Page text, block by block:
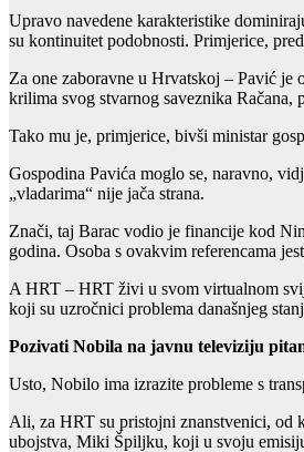
Upravo navedene karakteristike
su kontinuitet podobnosti. Primjerice,
Za one zaboravne u Hrvatskoj – Pavić
krilima svog stvarnog saveznika
Tako mu je, primjerice, bivši ministar
Gospodina Pavića moglo se, naravno,
„vladarima“ nije jača strana.
Znači, taj Barac vodio je financije kod
godina. Osoba s ovakvim referencama
A HRT – HRT živi u svom virtualnom
koji su uzročnici problema današnjeg
Pozivati Nobila na javnu televiziju
Usto, Nobilo ima izrazite probleme s
Ali, za HRT su pristojni znanstvenici, od
ubojstva, Miki Špiljku, koji u svoju